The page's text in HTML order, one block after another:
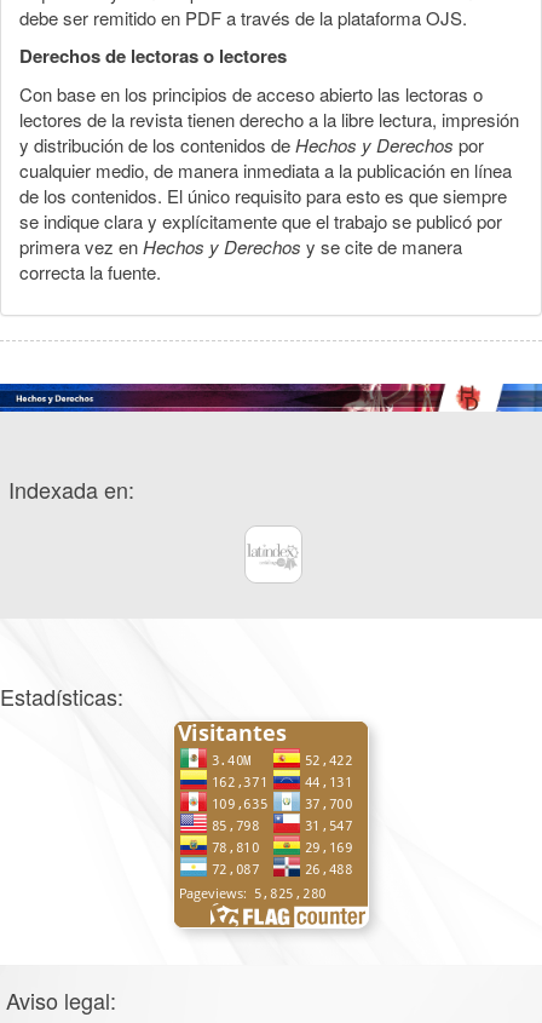
debe ser remitido en PDF a través de la plataforma OJS.
Derechos de lectoras o lectores
Con base en los principios de acceso abierto las lectoras o
lectores de la revista tienen derecho a la libre lectura, impresión
y distribución de los contenidos deHechos y Derechos por
cualquier medio, de manera inmediata a la publicación en línea
de los contenidos. El único requisito para esto es que siempre
se indique clara y explícitamente que el trabajo se publicó por
primera vez enHechos y Derechos y se cite de manera
correcta la fuente.
Indexada en:
Estadísticas:
Aviso legal: